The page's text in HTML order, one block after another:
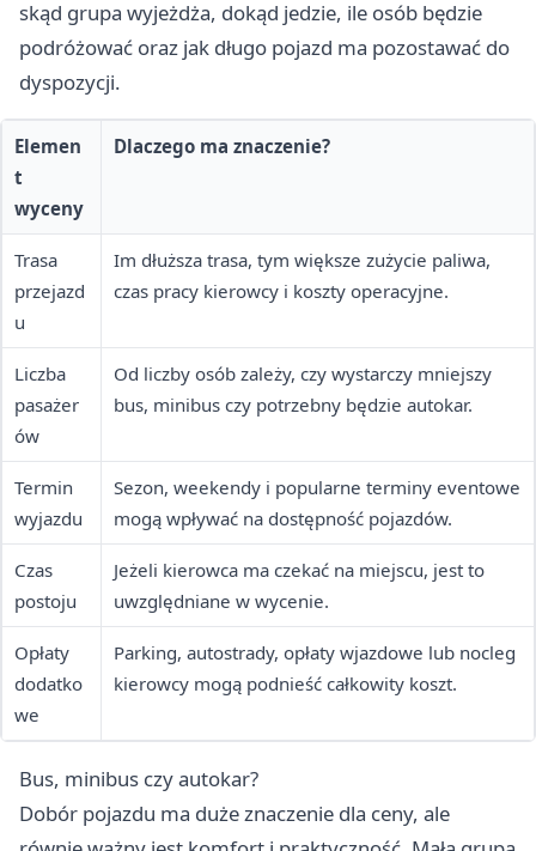
skąd grupa wyjeżdża, dokąd jedzie, ile osób będzie
podróżować oraz jak długo pojazd ma pozostawać do
dyspozycji.
Elemen
t
wyceny
Dlaczego ma znaczenie?
Trasa
przejazd
u
Im dłuższa trasa, tym większe zużycie paliwa,
czas pracy kierowcy i koszty operacyjne.
Liczba
pasażer
ów
Od liczby osób zależy, czy wystarczy mniejszy
bus, minibus czy potrzebny będzie autokar.
Termin
wyjazdu
Sezon, weekendy i popularne terminy eventowe
mogą wpływać na dostępność pojazdów.
Czas
postoju
Jeżeli kierowca ma czekać na miejscu, jest to
uwzględniane w wycenie.
Opłaty
dodatko
we
Parking, autostrady, opłaty wjazdowe lub nocleg
kierowcy mogą podnieść całkowity koszt.
Bus, minibus czy autokar?
Dobór pojazdu ma duże znaczenie dla ceny, ale